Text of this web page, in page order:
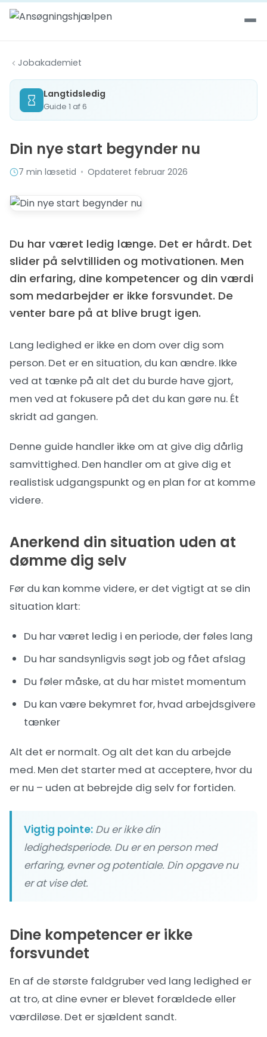
Spring til indhold
Jobakademiet
Langtidsledig
Guide 1 af 6
Din nye start begynder nu
7 min læsetid • Opdateret februar 2026
Du har været ledig længe. Det er hårdt. Det
slider på selvtilliden og motivationen. Men
din erfaring, dine kompetencer og din værdi
som medarbejder er ikke forsvundet. De
venter bare på at blive brugt igen.
Lang ledighed er ikke en dom over dig som
person. Det er en situation, du kan ændre. Ikke
ved at tænke på alt det du burde have gjort,
men ved at fokusere på det du kan gøre nu. Ét
skridt ad gangen.
Denne guide handler ikke om at give dig dårlig
samvittighed. Den handler om at give dig et
realistisk udgangspunkt og en plan for at komme
videre.
Anerkend din situation uden at
dømme dig selv
Før du kan komme videre, er det vigtigt at se din
situation klart:
Du har været ledig i en periode, der føles lang
Du har sandsynligvis søgt job og fået afslag
Du føler måske, at du har mistet momentum
Du kan være bekymret for, hvad arbejdsgivere
tænker
Alt det er normalt. Og alt det kan du arbejde
med. Men det starter med at acceptere, hvor du
er nu – uden at bebrejde dig selv for fortiden.
Vigtig pointe: Du er ikke din
ledighedsperiode. Du er en person med
erfaring, evner og potentiale. Din opgave nu
er at vise det.
Dine kompetencer er ikke
forsvundet
En af de største faldgruber ved lang ledighed er
at tro, at dine evner er blevet forældede eller
værdiløse. Det er sjældent sandt.